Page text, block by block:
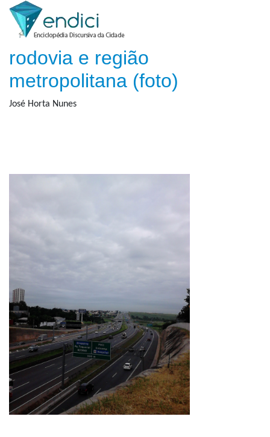
rodovia e região
metropolitana (foto)
José Horta Nunes